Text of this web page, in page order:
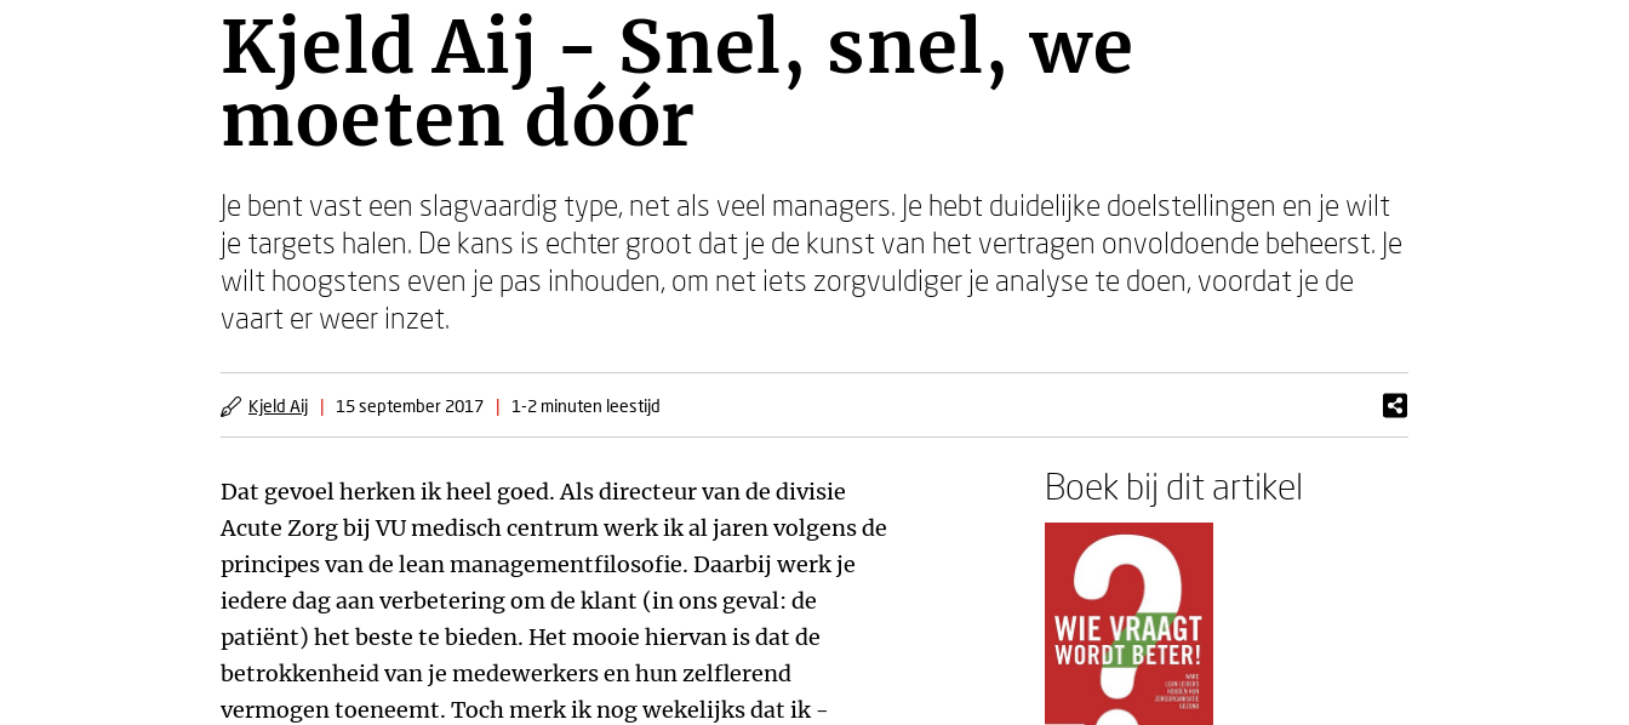
Kjeld Aij - Snel, snel, we
moeten dóór
Je bent vast een slagvaardig type, net als veel managers. Je hebt duidelijke doelstellingen en je wilt
je targets halen. De kans is echter groot dat je de kunst van het vertragen onvoldoende beheerst. Je
wilt hoogstens even je pas inhouden, om net iets zorgvuldiger je analyse te doen, voordat je de
vaart er weer inzet.
Kjeld Aij | 15 september 2017 | 1-2 minuten leestijd
Dat gevoel herken ik heel goed. Als directeur van de divisie
Acute Zorg bij VU medisch centrum werk ik al jaren volgens de
principes van de lean managementfilosofie. Daarbij werk je
iedere dag aan verbetering om de klant (in ons geval: de
patiënt) het beste te bieden. Het mooie hiervan is dat de
betrokkenheid van je medewerkers en hun zelflerend
vermogen toeneemt. Toch merk ik nog wekelijks dat ik ‒
Boek bij dit artikel